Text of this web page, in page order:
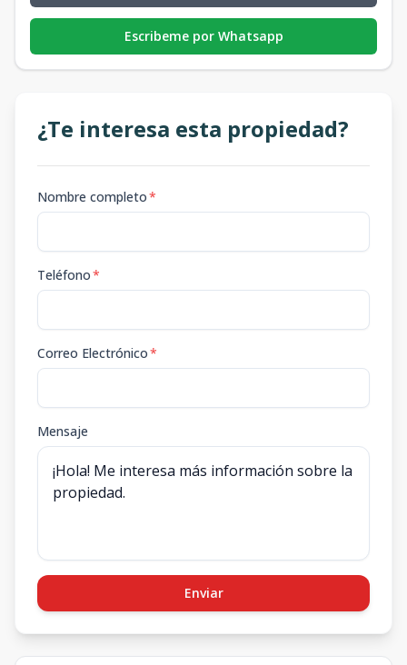
Escribeme por Whatsapp
¿Te interesa esta propiedad?
Nombre completo*
Teléfono*
Correo Electrónico*
Mensaje
Enviar